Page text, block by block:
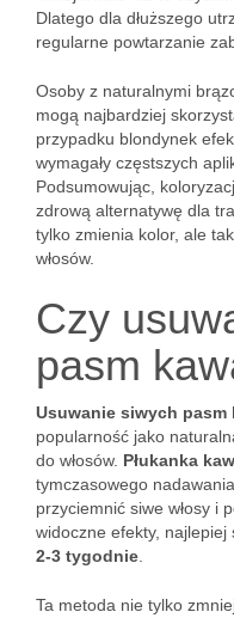
Dlatego dla dłuższego
regularne powtarzanie
Osoby z naturalnymi
mogą najbardziej
przypadku blondynek
wymagały częstszych
Podsumowując,
zdrową alternatywę dla
tylko zmienia kolor, ale
włosów.
Czy
pasm
Usuwanie siwych pasm
popularność jako
do włosów. Płukanka
tymczasowego
przyciemnić siwe włosy i
widoczne efekty, najlepiej
2-3 tygodnie
Ta metoda nie tylko